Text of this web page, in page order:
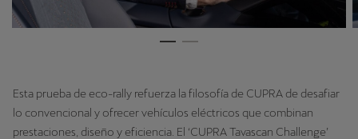
Esta prueba de eco-rally refuerza la filosofía de CUPRA de desafiar
lo convencional y ofrecer vehículos eléctricos que combinan
prestaciones, diseño y eficiencia. El ‘CUPRA Tavascan Challenge’